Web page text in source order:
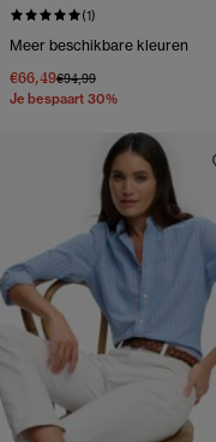
(1)
Meer beschikbare kleuren
€66,49Prijs verlaagd van
€94,99naar
Je bespaart 30%